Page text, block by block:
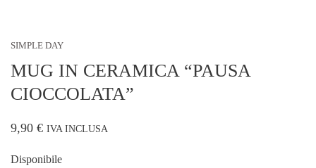
SIMPLE DAY
MUG IN CERAMICA “PAUSA
CIOCCOLATA”
9,90 € IVA INCLUSA
Disponibile